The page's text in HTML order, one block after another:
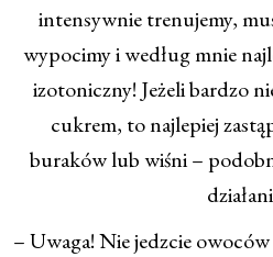
intensywnie trenujemy,
wypocimy i według mnie
izotoniczny! Jeżeli bardzo
cukrem, to najlepiej
buraków lub wiśni –
– Uwaga! Nie jedzcie owoców